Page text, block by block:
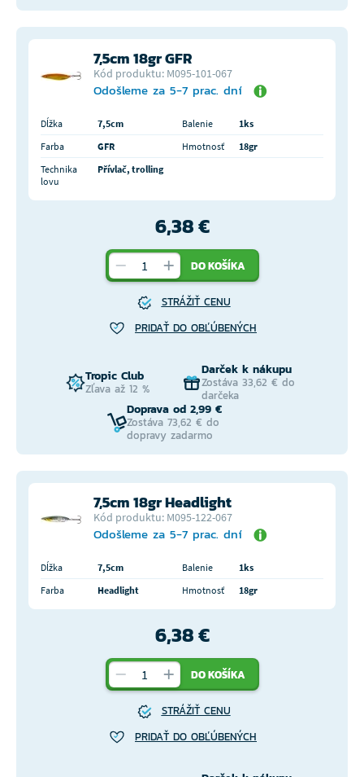
7,5cm 18gr GFR
Kód produktu: M095-101-067
Odošleme za 5-7 prac. dní
Dĺžka 7,5cm Balenie
1ks
Farba
GFR Hmotnosť
18gr
Technika
lovu
Přívlač, trolling
6,38 €
DO KOŠÍKA
STRÁŽIŤ CENU
PRIDAŤ DO OBĽÚBENÝCH
Tropic Club
Zľava až 12 %
Darček k nákupu
Zostáva 33,62 € do
darčeka
Doprava od 2,99 €
Zostáva 73,62 € do
dopravy zadarmo
7,5cm 18gr Headlight
Kód produktu: M095-122-067
Odošleme za 5-7 prac. dní
Dĺžka 7,5cm Balenie
1ks
Farba
Headlight Hmotnosť 18gr
6,38 €
DO KOŠÍKA
STRÁŽIŤ CENU
PRIDAŤ DO OBĽÚBENÝCH